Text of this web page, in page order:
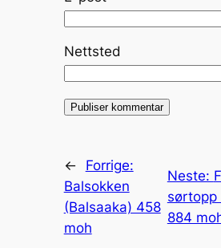
Nettsted
←
Forrige:
Balsokken
(Balsaaka) 458
moh
Neste:
sørtopp
884